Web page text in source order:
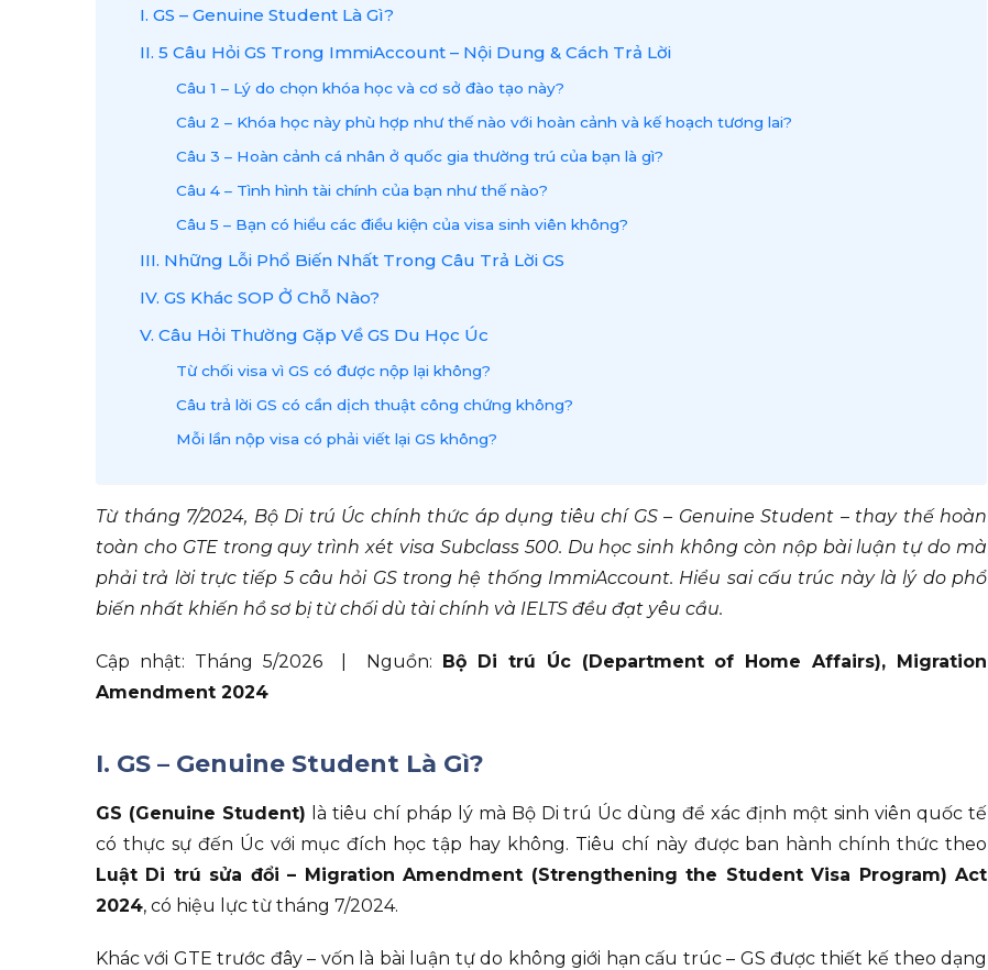
I. GS – Genuine Student Là Gì?
II. 5 Câu Hỏi GS Trong ImmiAccount – Nội Dung & Cách Trả Lời
Câu 1 – Lý do chọn khóa học và cơ sở đào tạo này?
Câu 2 – Khóa học này phù hợp như thế nào với hoàn cảnh và kế hoạch tương lai?
Câu 3 – Hoàn cảnh cá nhân ở quốc gia thường trú của bạn là gì?
Câu 4 – Tình hình tài chính của bạn như thế nào?
Câu 5 – Bạn có hiểu các điều kiện của visa sinh viên không?
III. Những Lỗi Phổ Biến Nhất Trong Câu Trả Lời GS
IV. GS Khác SOP Ở Chỗ Nào?
V. Câu Hỏi Thường Gặp Về GS Du Học Úc
Từ chối visa vì GS có được nộp lại không?
Câu trả lời GS có cần dịch thuật công chứng không?
Mỗi lần nộp visa có phải viết lại GS không?
Từ tháng 7/2024, Bộ Di trú Úc chính thức áp dụng tiêu chí GS – Genuine Student – thay thế hoàn
toàn cho GTE trong quy trình xét visa Subclass 500. Du học sinh không còn nộp bài luận tự do mà
phải trả lời trực tiếp 5 câu hỏi GS trong hệ thống ImmiAccount. Hiểu sai cấu trúc này là lý do phổ
biến nhất khiến hồ sơ bị từ chối dù tài chính và IELTS đều đạt yêu cầu.
Cập nhật: Tháng 5/2026 | Nguồn: Bộ Di trú Úc (Department of Home Affairs), Migration
Amendment 2024
I. GS – Genuine Student Là Gì?
GS (Genuine Student) là tiêu chí pháp lý mà Bộ Di trú Úc dùng để xác định một sinh viên quốc tế
có thực sự đến Úc với mục đích học tập hay không. Tiêu chí này được ban hành chính thức theo
Luật Di trú sửa đổi – Migration Amendment (Strengthening the Student Visa Program) Act
2024, có hiệu lực từ tháng 7/2024.
Khác với GTE trước đây – vốn là bài luận tự do không giới hạn cấu trúc – GS được thiết kế theo dạng